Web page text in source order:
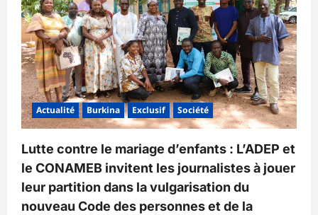
Actualité Burkina Exclusif Société
Lutte contre le mariage d’enfants : L’ADEP et
le CONAMEB invitent les journalistes à jouer
leur partition dans la vulgarisation du
nouveau Code des personnes et de la